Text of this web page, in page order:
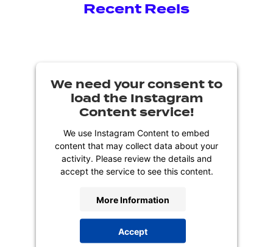
Recent Reels
We need your consent to
load the Instagram
Content service!
We use Instagram Content to embed
content that may collect data about your
activity. Please review the details and
accept the service to see this content.
More Information
Accept